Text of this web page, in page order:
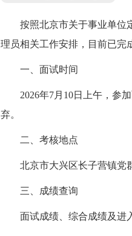
按照北京市关于事业单位定
理员相关工作安排，目前已完
一、面试时间
2026年7月10日上午，参加
弃。
二、考核地点
北京市大兴区长子营镇党群
三、成绩查询
面试成绩、综合成绩及进入